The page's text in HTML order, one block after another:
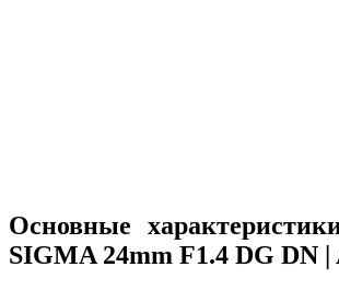
Основные
SIGMA 24mm F1.4 DG DN